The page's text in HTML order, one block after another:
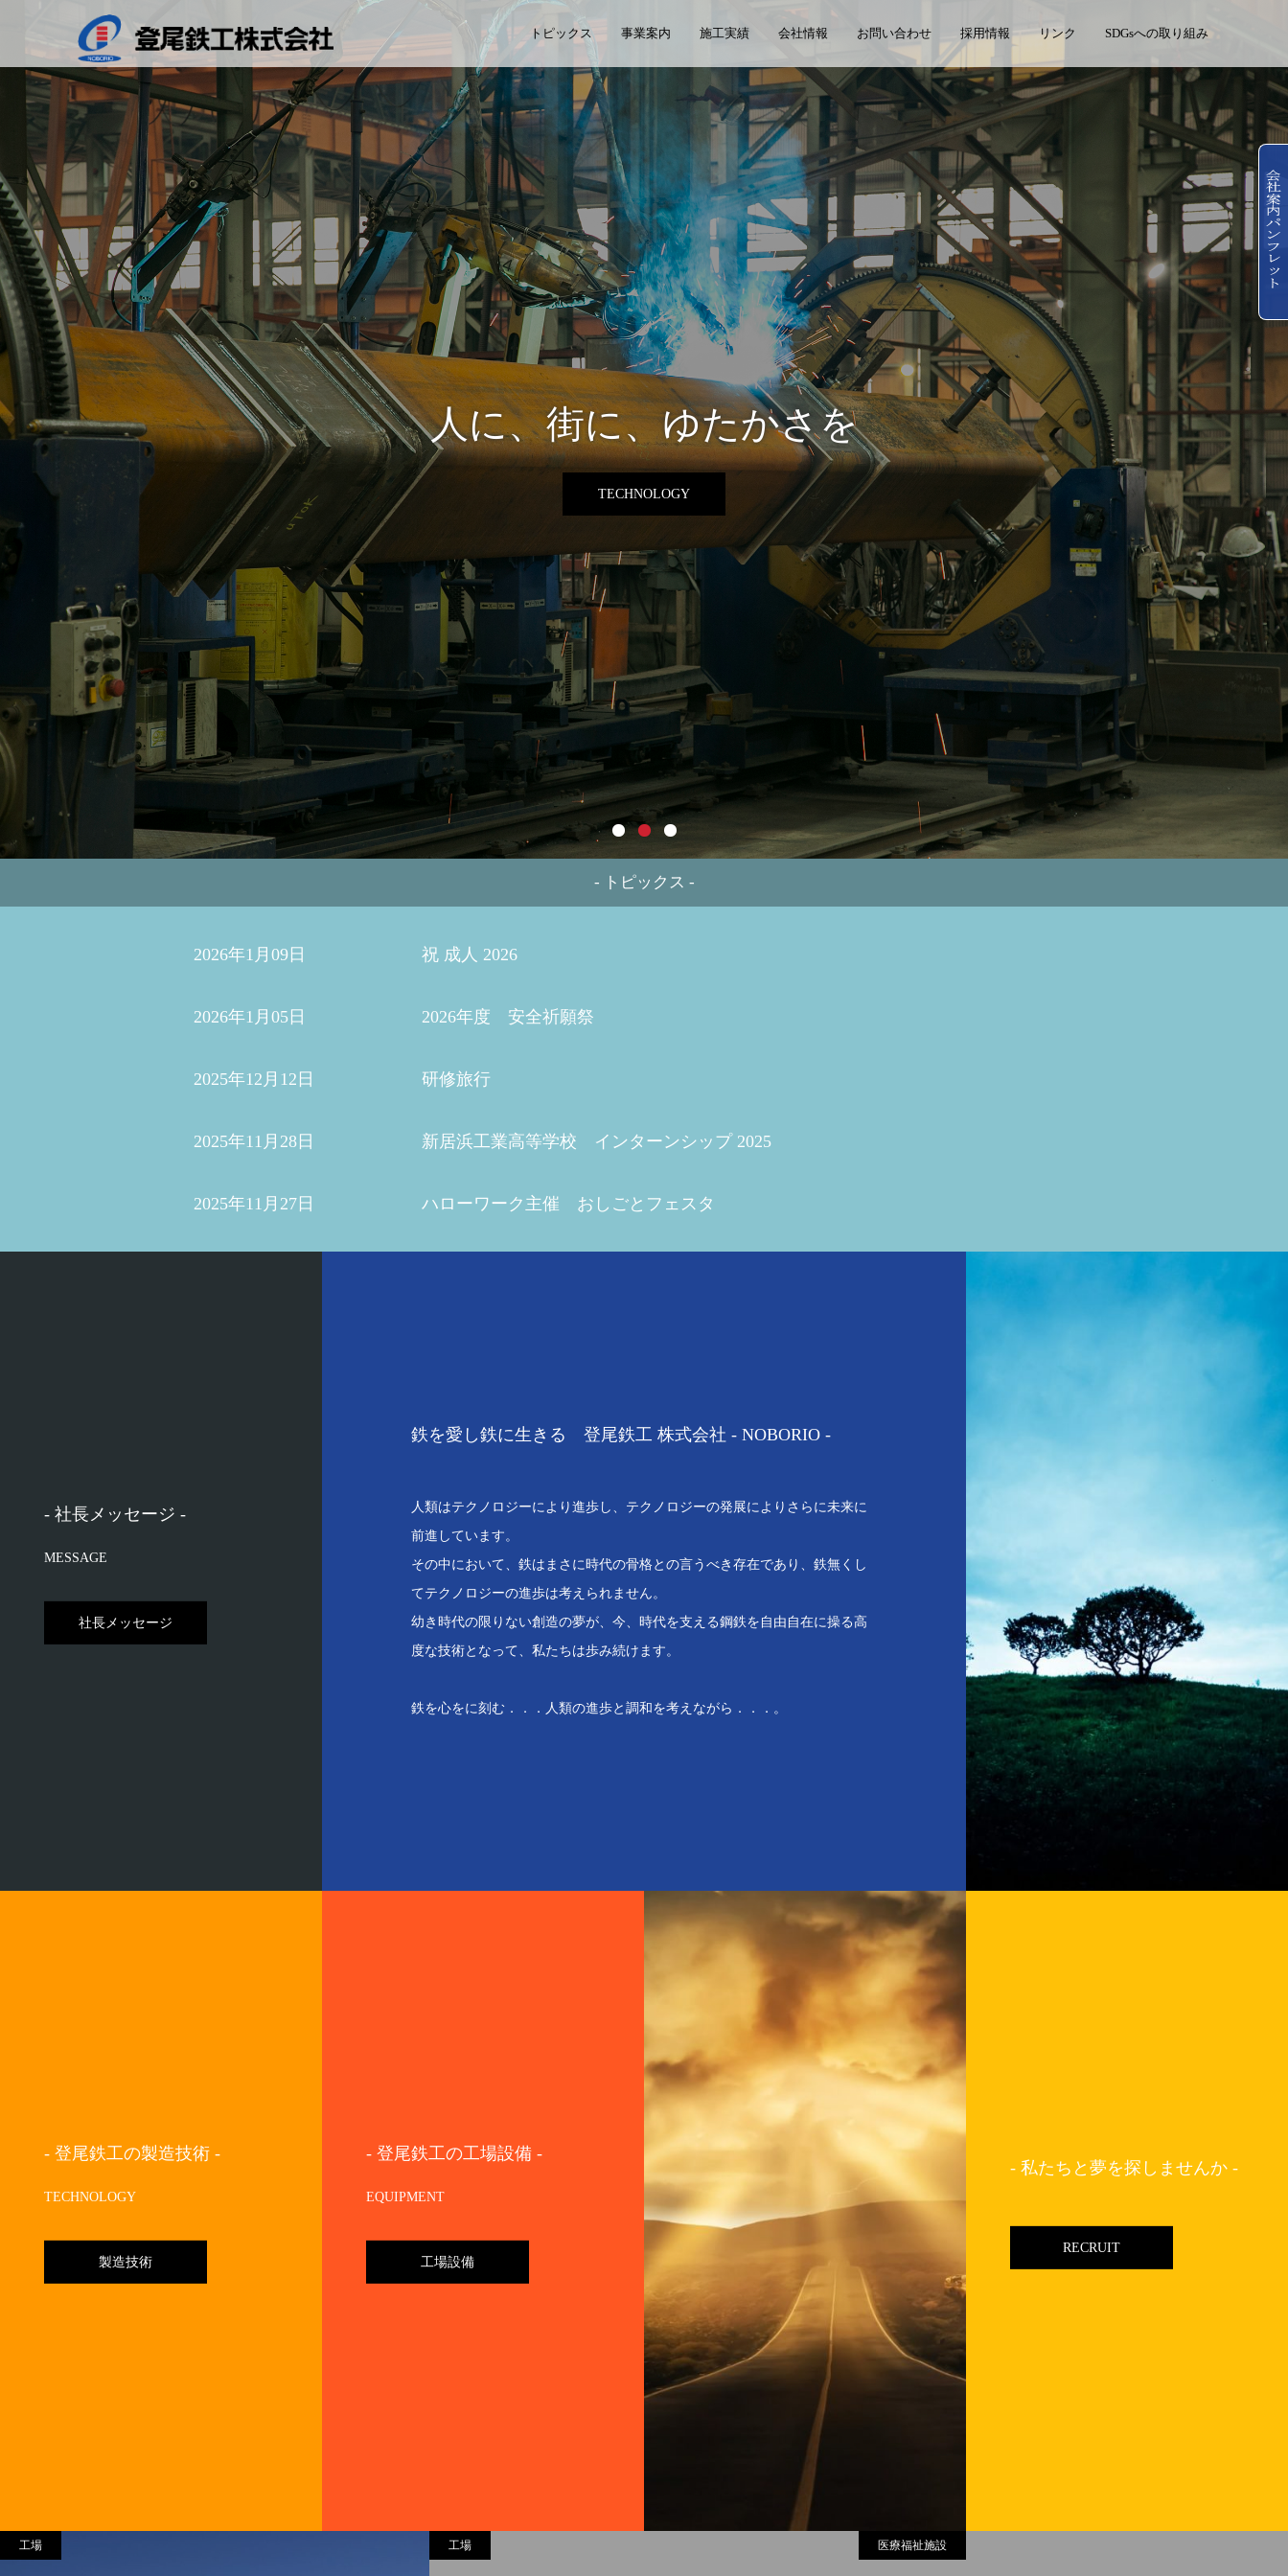
トピックス 事業案内 施工実績 会社情報 お問い合わせ 採用情報 リンク SDGsへの取り組み
人に、街に、ゆたかさを
TECHNOLOGY
- トピックス -
2026年1月09日 祝 成人 2026
2026年1月05日 2026年度 安全祈願祭
2025年12月12日 研修旅行
2025年11月28日 新居浜工業高等学校 インターンシップ 2025
2025年11月27日 ハローワーク主催 おしごとフェスタ
- 社長メッセージ -
MESSAGE
社長メッセージ
鉄を愛し鉄に生きる 登尾鉄工 株式会社 - NOBORIO -
人類はテクノロジーにより進歩し、テクノロジーの発展によりさらに未来に
前進しています。
その中において、鉄はまさに時代の骨格との言うべき存在であり、鉄無くし
てテクノロジーの進歩は考えられません。
幼き時代の限りない創造の夢が、今、時代を支える鋼鉄を自由自在に操る高
度な技術となって、私たちは歩み続けます。
鉄を心をに刻む．．．人類の進歩と調和を考えながら．．．。
- 登尾鉄工の製造技術 -
TECHNOLOGY
製造技術
- 登尾鉄工の工場設備 -
EQUIPMENT
工場設備
- 私たちと夢を探しませんか -
RECRUIT
工場 工場 医療福祉施設